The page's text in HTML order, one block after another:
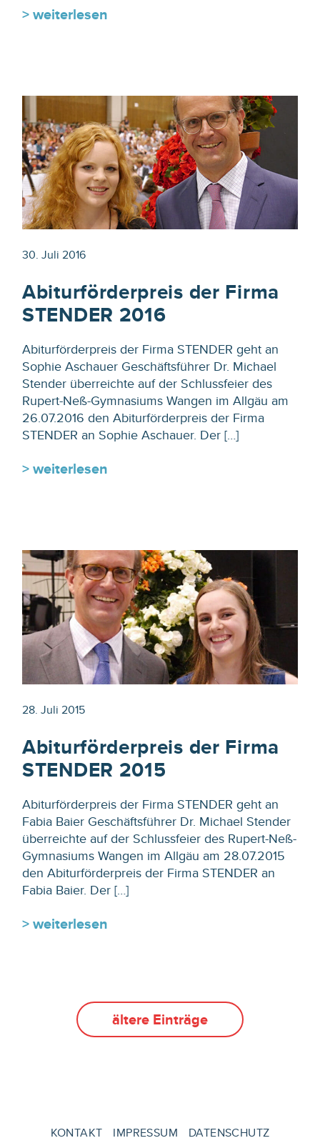
> weiterlesen
30. Juli 2016
Abiturförderpreis der Firma
STENDER 2016
Abiturförderpreis der Firma STENDER geht an
Sophie Aschauer Geschäftsführer Dr. Michael
Stender überreichte auf der Schlussfeier des
Rupert-Neß-Gymnasiums Wangen im Allgäu am
26.07.2016 den Abiturförderpreis der Firma
STENDER an Sophie Aschauer. Der […]
> weiterlesen
28. Juli 2015
Abiturförderpreis der Firma
STENDER 2015
Abiturförderpreis der Firma STENDER geht an
Fabia Baier Geschäftsführer Dr. Michael Stender
überreichte auf der Schlussfeier des Rupert-Neß-
Gymnasiums Wangen im Allgäu am 28.07.2015
den Abiturförderpreis der Firma STENDER an
Fabia Baier. Der […]
> weiterlesen
ältere Einträge
KONTAKT IMPRESSUM DATENSCHUTZ